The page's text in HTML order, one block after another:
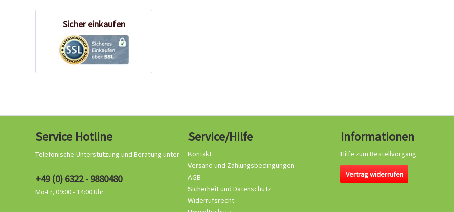
Sicher einkaufen
Service Hotline
Telefonische Unterstützung und Beratung unter:
+49 (0) 6322 - 9880480
Mo-Fr, 09:00 - 14:00 Uhr
Service/Hilfe
Kontakt
Versand und Zahlungsbedingungen
AGB
Sicherheit und Datenschutz
Widerrufsrecht
Informationen
Hilfe zum Bestellvorgang
Vertrag widerrufen